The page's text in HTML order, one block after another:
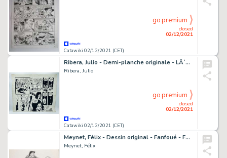
Catawiki 02/12/2021 (CET)
closed
02/12/2021
go premium
Ribera, Julio - Demi-planche originale - LÂ´Adaptation - (1971)
Ribera, Julio
Catawiki 02/12/2021 (CET)
closed
02/12/2021
go premium
Meynet, Félix - Dessin original - Fanfoué - Fondue franco-suisse
Meynet, Félix